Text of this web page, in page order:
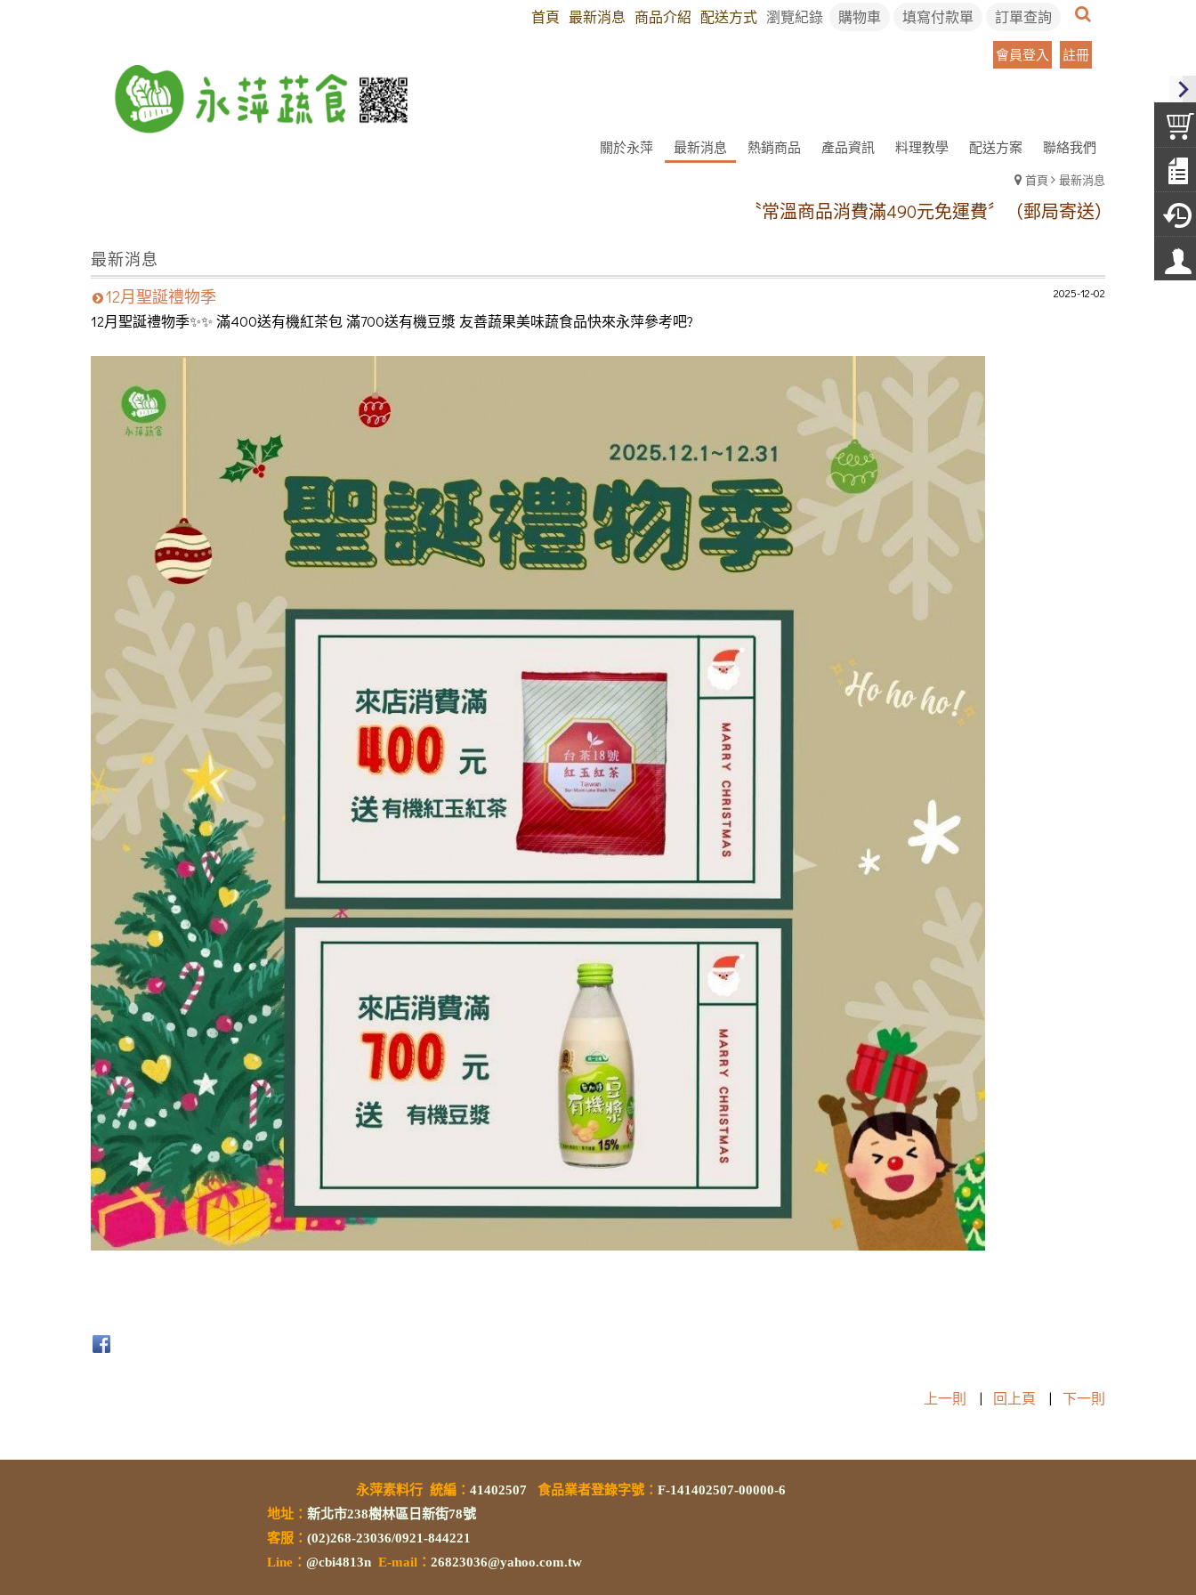
首頁 最新消息 商品介紹 配送方式 瀏覽紀錄 購物車 填寫付款單 訂單查詢
會員登入 註冊
關於永萍 最新消息 熱銷商品 產品資訊 料理教學 配送方案 聯絡我們
首頁 最新消息
〝常溫商品消費滿490元免運費〞（郵局寄送） 冷凍宅配方
最新消息
2025-12-02
12月聖誕禮物季
12月聖誕禮物季✨️✨️ 滿400送有機紅茶包 滿700送有機豆漿 友善蔬果美味蔬食品快來永萍參考吧?
上一則 | 回上頁 | 下一則
永萍素料行 統編 ： 41402507 食品業者登錄字號 ： F-141402507-00000-6
地址： 新北市238樹林區日新街78號
客服： (02)268-23036/0921-844221
Line： @cbi4813n E-mail： 26823036@yahoo.com.tw